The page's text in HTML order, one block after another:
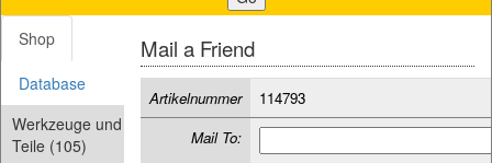
Shop
Database
Werkzeuge und
Teile (105)
Mail a Friend
Artikelnummer
114793
Mail To: